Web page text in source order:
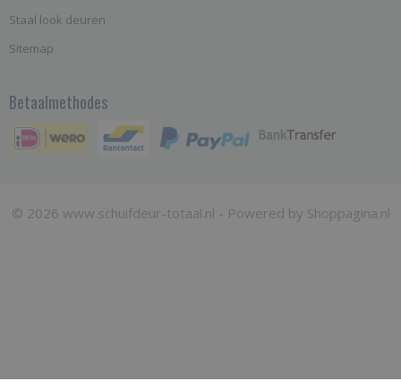
Staal look deuren
Sitemap
Betaalmethodes
© 2026 www.schuifdeur-totaal.nl - Powered by Shoppagina.nl